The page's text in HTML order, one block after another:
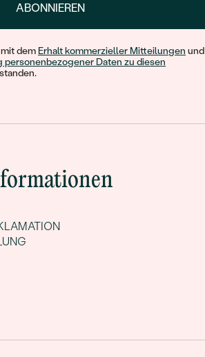
ABONNIEREN
dem Erhalt kommerzieller Mitteilungen und
personenbezogener Daten zu diesen